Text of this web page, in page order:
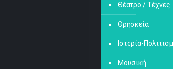
Θέατρο / Τέχνες
Θρησκεία
Ιστορία-
Μουσική